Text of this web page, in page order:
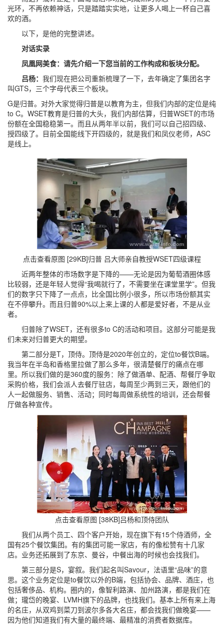
光环，不再依赖神话，只是踏踏实实地，让更多人喝上一杯自己喜
欢的酒。
以下，是他的完整讲述。
对话实录
凤凰网美食：请先介绍一下您当前的工作构成和板块分配。
吕杨： 我们现在把公司重新梳理了一下，去年确定了集团名字
叫GTS，三个字母代表三个板块。
G是归普。对外大家觉得归普是以教育为主，但我们内部的定位是纯
to C。WSET教育是归普的大头，我们内部估算，归普WSET的市场
份额在全国稳稳第一。而且从两年半以前，我们可以自己招四级、
授四级了。目前全国能线下开四级的，就是我们和凤仪老师，ASC
是线上。
点击查看原图 [29KB]归普 吕大师亲自教授WSET四级课程
近两年整体的市场数字是下降的——无论是因为葡萄酒圈体感
比较弱，还是年轻人觉得“我喝就行了，不需要坐在课堂里学”。但我
们的数字只下降了一点点，比全国比例小很多，所以市场份额其实
在不停攀升。而且归普90%以上来上课的人都是爱好者，不是从业
者。
归普除了WSET，还有很多to C的活动和项目。这部分可能是我
们未来对归普更大的期望。
第二部分是T，顶侍。顶侍是2020年创立的，定位to餐饮B端。
我当年在半岛和香格里拉做了那么多年，很清楚餐厅的痛点在哪
里。所以我们做的是360度的服务：除了做酒单、配酒、帮餐厅争取
采购价格，我们会派人去餐厅驻店，每周至少两到三天，跟他们的
人一起做服务、销售、活动；同时每周做系统性的培训，还会帮餐
厅做各种宣传。
点击查看原图 [38KB]吕杨和顶侍团队
我们从两个员工、四个客户开始，现在旗下有15个侍酒师，全
国有25个餐饮集团。有的集团可能一家店，有的像松赞有十几家
店。业务还拓展到了东京、曼谷，中餐出海的时候也会找我们。
第三部分是S，宴叙。我们起名叫Savour，法语里“品味”的意
思。这个业务定位是to餐饮以外的B端，包括协会、品牌、酒庄，也
包括奢侈品、机构。圈内的，像智利路演、加州路演，都是我们在
做；瓏岱的晚宴、LVMH旗下的品牌，也找我们。基本上所有来上海
的名庄，从双鸡到菜刀到波尔多各大名庄，都会找我们做晚宴——
因为他们知道我们有大量的最终端、最精准的消费者数据库。